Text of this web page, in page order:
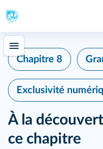
Chapitre 8
Exclusivité
À la
ce chapitre